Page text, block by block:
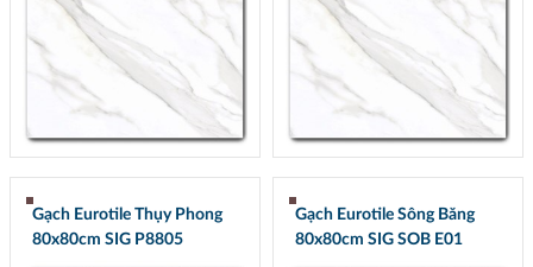
Gạch Eurotile Thụy Phong
80x80cm SIG P8805
Gạch Eurotile Sông Băng
80x80cm SIG SOB E01